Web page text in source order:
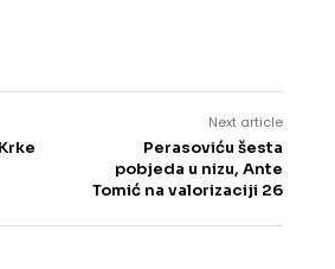
Next article
Perasoviću šesta
pobjeda u nizu, Ante
Tomić na valorizaciji 26